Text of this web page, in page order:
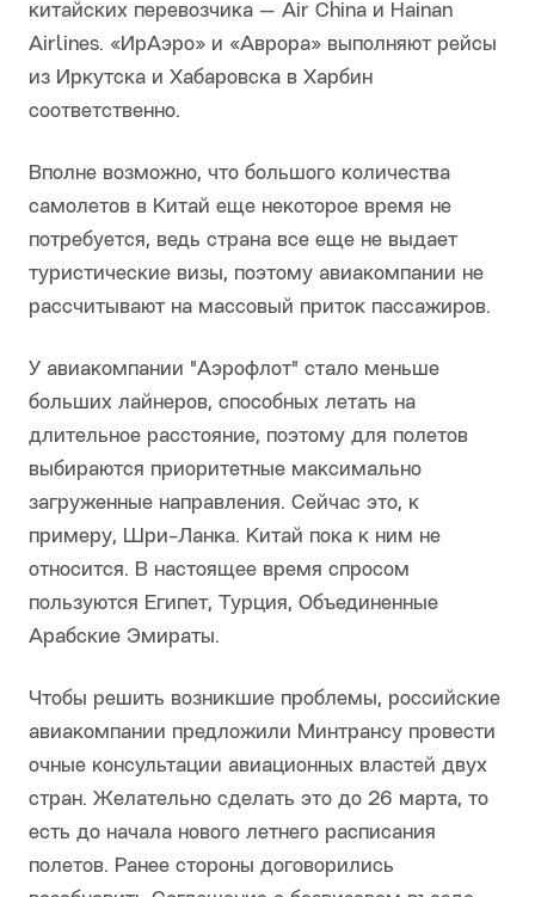
китайских перевозчика — Air China и Hainan
Airlines. «ИрАэро» и «Аврора» выполняют рейсы
из Иркутска и Хабаровска в Харбин
соответственно.
Вполне возможно, что большого количества
самолетов в Китай еще некоторое время не
потребуется, ведь страна все еще не выдает
туристические визы, поэтому авиакомпании не
рассчитывают на массовый приток пассажиров.
У авиакомпании "Аэрофлот" стало меньше
больших лайнеров, способных летать на
длительное расстояние, поэтому для полетов
выбираются приоритетные максимально
загруженные направления. Сейчас это, к
примеру, Шри-Ланка. Китай пока к ним не
относится. В настоящее время спросом
пользуются Египет, Турция, Объединенные
Арабские Эмираты.
Чтобы решить возникшие проблемы, российские
авиакомпании предложили Минтрансу провести
очные консультации авиационных властей двух
стран. Желательно сделать это до 26 марта, то
есть до начала нового летнего расписания
полетов. Ранее стороны договорились